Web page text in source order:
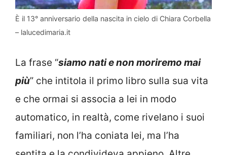
È il 13° anniversario della nascita in cielo di Chiara Corbella
– lalucedimaria.it
La frase “siamo nati e non moriremo mai
più” che intitola il primo libro sulla sua vita
e che ormai si associa a lei in modo
automatico, in realtà, come rivelano i suoi
familiari, non l’ha coniata lei, ma l’ha